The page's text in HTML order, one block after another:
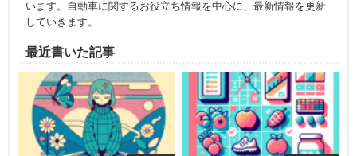
います。自動車に関するお役立ち情報を中心に、最新情報を更新
していきます。
最近書いた記事